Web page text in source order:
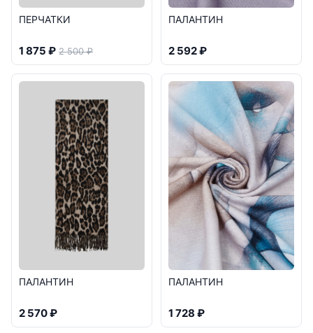
ПЕРЧАТКИ
1 875 ₽ 2 500 ₽
ПАЛАНТИН
2 592 ₽
ПАЛАНТИН
2 570 ₽
ПАЛАНТИН
1 728 ₽